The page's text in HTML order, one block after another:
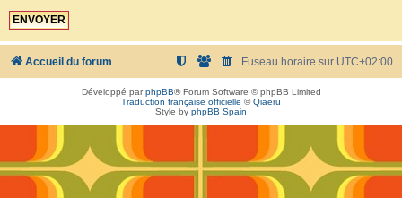
r
Accueil du forum Fuseau horaire sur UTC+02:00
Développé parphpBB® Forum Software © phpBB Limited
Traduction française officielle ©Qiaeru
Style by phpBB Spain